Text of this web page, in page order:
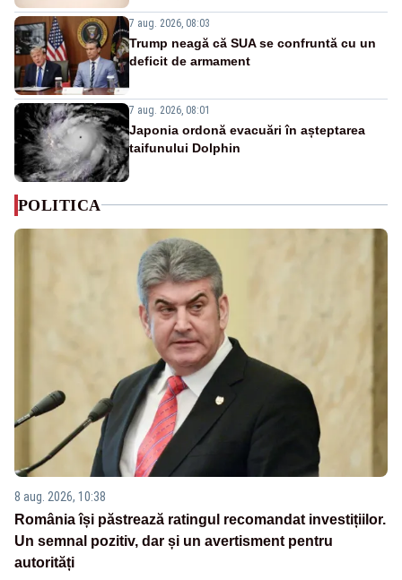
7 aug. 2026, 08:03
Trump neagă că SUA se confruntă cu un
deficit de armament
7 aug. 2026, 08:01
Japonia ordonă evacuări în așteptarea
taifunului Dolphin
POLITICA
8 aug. 2026, 10:38
România își păstrează ratingul recomandat investițiilor.
Un semnal pozitiv, dar și un avertisment pentru
autorități